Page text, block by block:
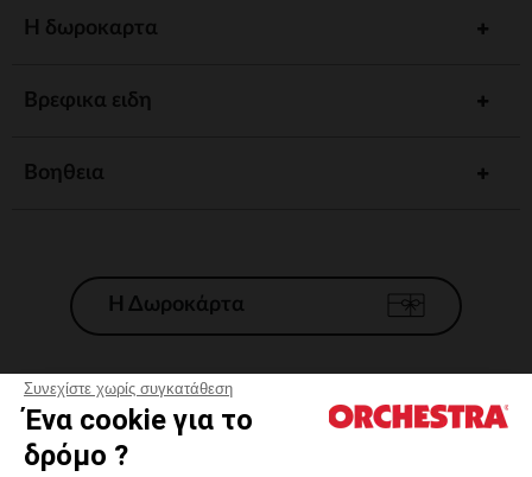
Συνεχίστε χωρίς συγκατάθεση
Ένα cookie για το
δρόμο ?
Η δωροκαρτα
Βρεφικα ειδη
Βοηθεια
Η Δωροκάρτα
Γενικοί 'Οροι Πώλησης